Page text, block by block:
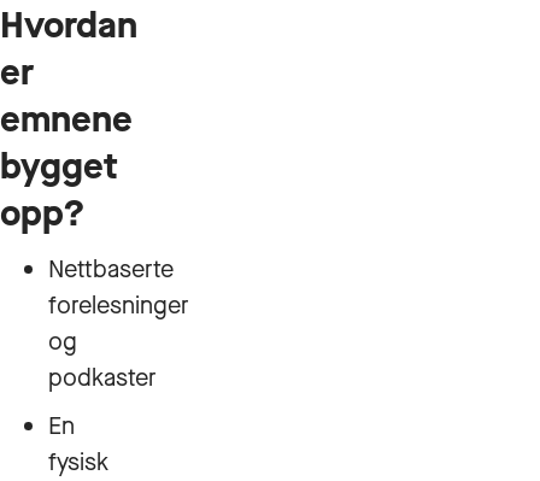
Hvordan
er
emnene
bygget
opp?
Nettbaserte
forelesninger
og
podkaster
En
fysisk